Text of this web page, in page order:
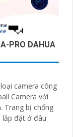
PRO DAHUA
camera công
Camera với
lắp đặt ở đâu